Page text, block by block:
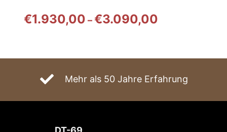
€1.930,00 –€3.090,00
€3.090,00
Mehr als 50 Jahre Erfahrung